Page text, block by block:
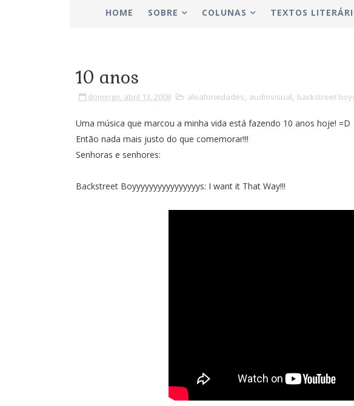
HOME SOBRE COLUNAS TEXTOS
10 anos
domingo, abril 13, 2008 aleatoriedades, audiovisual, backstreet
Uma música que marcou a minha vida está fazendo 10 anos hoje! =D
Então nada mais justo do que comemorar!!!
Senhoras e senhores:
Backstreet Boyyyyyyyyyyyyyyyys: I want it That Way!!!